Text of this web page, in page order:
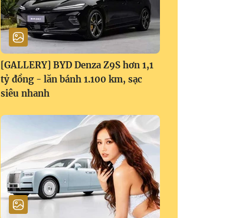
[GALLERY] BYD Denza Z9S hơn 1,1
tỷ đồng - lăn bánh 1.100 km, sạc
siêu nhanh